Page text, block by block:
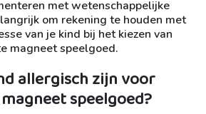
met wetenschappelijke
om rekening te houden met
van je kind bij het kiezen van
magneet speelgoed.
allergisch zijn voor
speelgoed?